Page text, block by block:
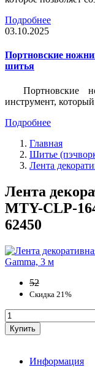
Подробнее
03.10.2025
Портновские
шитья
Портновские
инструмент,
Подробнее
Главная
Шитье
Лента
Лента
MTY-CLP-
62450
52
Скидка 21%
Информация